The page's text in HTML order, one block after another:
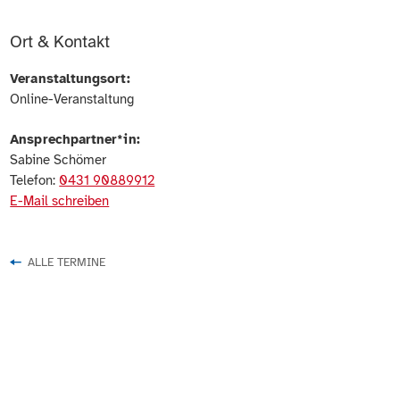
Ort & Kontakt
Veranstaltungsort:
Online-Veranstaltung
Ansprechpartner*in:
Sabine Schömer
Telefon: 0431 90889912
E-Mail schreiben
ALLE TERMINE